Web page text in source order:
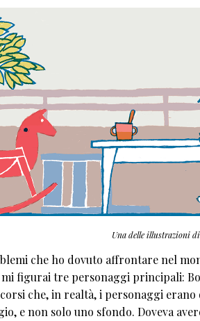
Una delle illustrazioni di
che ho dovuto affrontare nel
figurai tre personaggi principali:
che, in realtà, i personaggi
e non solo uno sfondo. Doveva